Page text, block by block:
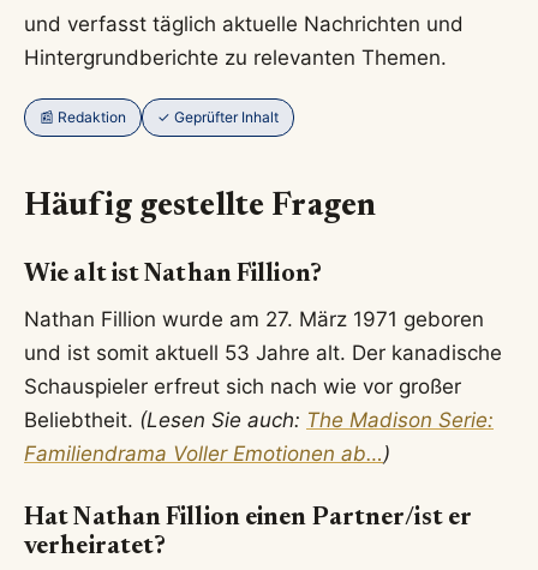
und verfasst täglich aktuelle Nachrichten und
Hintergrundberichte zu relevanten Themen.
📰 Redaktion ✓ Geprüfter Inhalt
Häufig gestellte Fragen
Wie alt ist Nathan Fillion?
Nathan Fillion wurde am 27. März 1971 geboren
und ist somit aktuell 53 Jahre alt. Der kanadische
Schauspieler erfreut sich nach wie vor großer
Beliebtheit. (Lesen Sie auch: The Madison Serie:
Familiendrama Voller Emotionen ab…)
Hat Nathan Fillion einen Partner/ist er
verheiratet?